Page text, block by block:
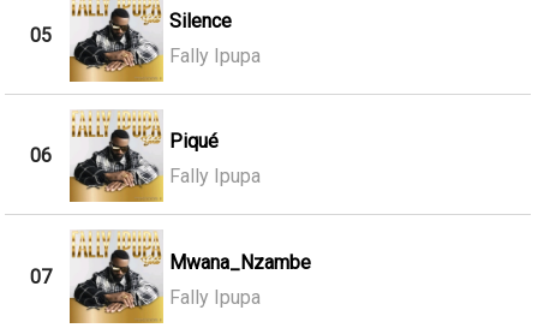
05
Silence
Fally Ipupa
06
Piqué
Fally Ipupa
07
Mwana_Nzambe
Fally Ipupa